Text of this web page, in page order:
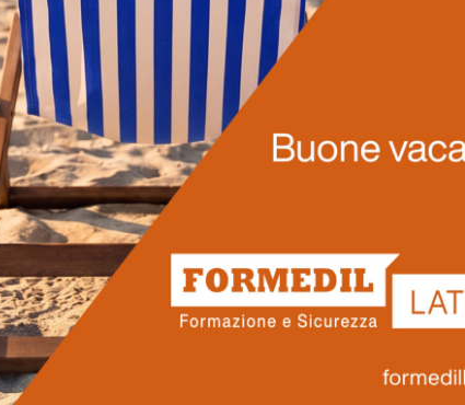
Prossimi corsi
per rispondere alle reali esigenze del settore edilizio e
accrescere le proprie competenze, operare in